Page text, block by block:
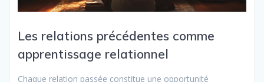
Les relations précédentes comme
apprentissage relationnel
Chaque relation passée constitue une opportunité